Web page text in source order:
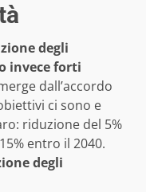
degli
invece forti
dall’accordo
ci sono e
riduzione del 5%
entro il 2040.
degli